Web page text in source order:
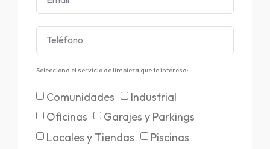
Selecciona el servicio de limpieza que te interesa:
Comunidades
Industrial
Oficinas
Garajes y Parkings
Locales y Tiendas
Piscinas